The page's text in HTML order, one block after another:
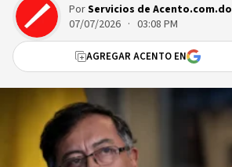
PorServicios de Acento.com.do
07/07/2026 · 03:08 PM
AGREGAR ACENTO EN